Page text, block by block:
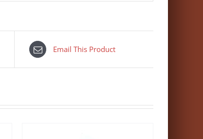
Email This Product